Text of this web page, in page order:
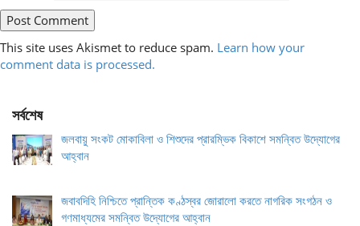
This site uses Akismet to reduce spam. Learn how your
comment data is processed.
সর্বশেষ
জলবায়ু সংকট মোকাবিলা ও শিশুদের প্রারম্ভিক বিকাশে সমন্বিত উদ্যোগের
আহ্বান
জবাবদিহি নিশ্চিতে প্রান্তিক কণ্ঠস্বর জোরালো করতে নাগরিক সংগঠন ও
গণমাধ্যমের সমন্বিত উদ্যোগের আহ্বান